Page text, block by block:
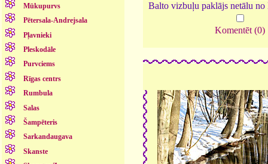
Mūkupurvs
Pētersala-Andrejsala
Pļavnieki
Pleskodāle
Purvciems
Rīgas centrs
Rumbula
Salas
Šampēteris
Sarkandaugava
Skanste
Balto vizbuļu paklājs netālu
Komentēt (0)